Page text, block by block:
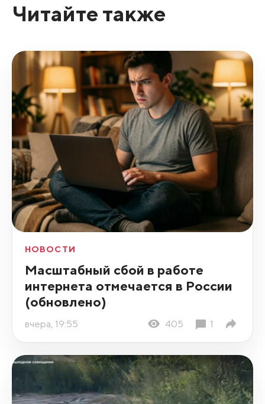
Читайте также
НОВОСТИ
Масштабный сбой в работе
интернета отмечается в России
(обновлено)
вчера, 19:55 405 1